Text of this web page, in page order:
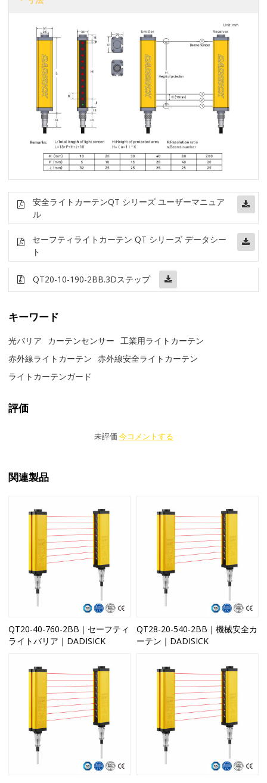
安全ライトカーテンQT シリーズ ユーザーマニュア
ル
セーフティライトカーテン QT シリーズ データシー
ト
QT20-10-190-2BB.3Dステップ
キーワード
光バリア カーテンセンサー
工業用ライトカーテン
赤外線ライトカーテン
赤外線安全ライトカーテン
ライトカーテンガード
評価
未評価 今コメントする
関連製品
QT20-40-760-2BB｜セーフティ
ライトバリア｜DADISICK
QT28-20-540-2BB｜機械安全カ
ーテン｜DADISICK